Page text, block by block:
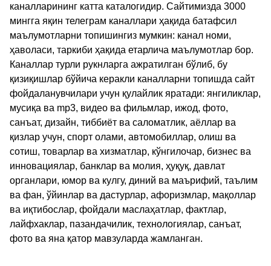
каналларининг катта каталогидир. Сайтимизда 3000
мингга яқин телеграм каналлари ҳақида батафсил
маълумотларни топишингиз мумкин: канал номи,
ҳаволаси, таркиби ҳақида етарлича маълумотлар бор.
Каналлар турли рукнларга ажратилган бўлиб, бу
қизиқишлар бўйича керакли каналларни топишда сайт
фойдаланувчилари учун қулайлик яратади: янгиликлар,
мусиқа ва mp3, видео ва фильмлар, ижод, фото,
санъат, дизайн, тиббиёт ва саломатлик, аёллар ва
қизлар учун, спорт олами, автомобиллар, олиш ва
сотиш, товарлар ва хизматлар, кўнгилочар, бизнес ва
инновациялар, банклар ва молия, ҳуқуқ, давлат
органлари, юмор ва кулгу, диний ва маърифий, таълим
ва фан, ўйинлар ва дастурлар, афоризмлар, мақоллар
ва иқтибослар, фойдали маслаҳатлар, фактлар,
лайфхаклар, пазандачилик, технологиялар, санъат,
фото ва яна қатор мавзуларда жамланган.